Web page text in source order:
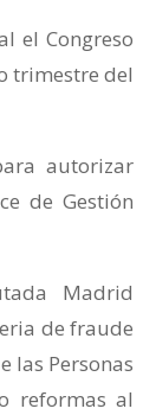
el Congreso
trimestre del
autorizar
de Gestión
Madrid
de fraude
las Personas
reformas al